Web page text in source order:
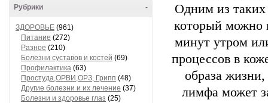
-
Рубрики
ЗДОРОВЬЕ (961)
Питание (272)
Разное (210)
Болезни суставов и костей (69)
Профилактика (63)
Простуда,ОРВИ,ОРЗ, Грипп (48)
Другие болезни и их лечение (37)
Болезни и здоровье глаз (25)
Одним из
который можно
минут утром
процессов в
образа
лимфа может